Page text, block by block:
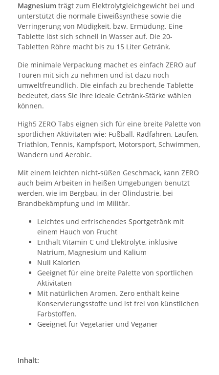
Magnesium trägt zum Elektrolytgleichgewicht bei und
unterstützt die normale Eiweißsynthese sowie die
Verringerung von Müdigkeit, bzw. Ermüdung. Eine
Tablette löst sich schnell in Wasser auf. Die 20-
Tabletten Röhre macht bis zu 15 Liter Getränk.
Die minimale Verpackung machet es einfach ZERO auf
Touren mit sich zu nehmen und ist dazu noch
umweltfreundlich. Die einfach zu brechende Tablette
bedeutet, dass Sie Ihre ideale Getränk-Stärke wählen
können.
High5 ZERO Tabs eignen sich für eine breite Palette von
sportlichen Aktivitäten wie: Fußball, Radfahren, Laufen,
Triathlon, Tennis, Kampfsport, Motorsport, Schwimmen,
Wandern und Aerobic.
Mit einem leichten nicht-süßen Geschmack, kann ZERO
auch beim Arbeiten in heißen Umgebungen benutzt
werden, wie im Bergbau, in der Ölindustrie, bei
Brandbekämpfung und im Militär.
Leichtes und erfrischendes Sportgetränk mit
einem Hauch von Frucht
Enthält Vitamin C und Elektrolyte, inklusive
Natrium, Magnesium und Kalium
Null Kalorien
Geeignet für eine breite Palette von sportlichen
Aktivitäten
Mit natürlichen Aromen. Zero enthält keine
Konservierungsstoffe und ist frei von künstlichen
Farbstoffen.
Geeignet für Vegetarier und Veganer
Inhalt: